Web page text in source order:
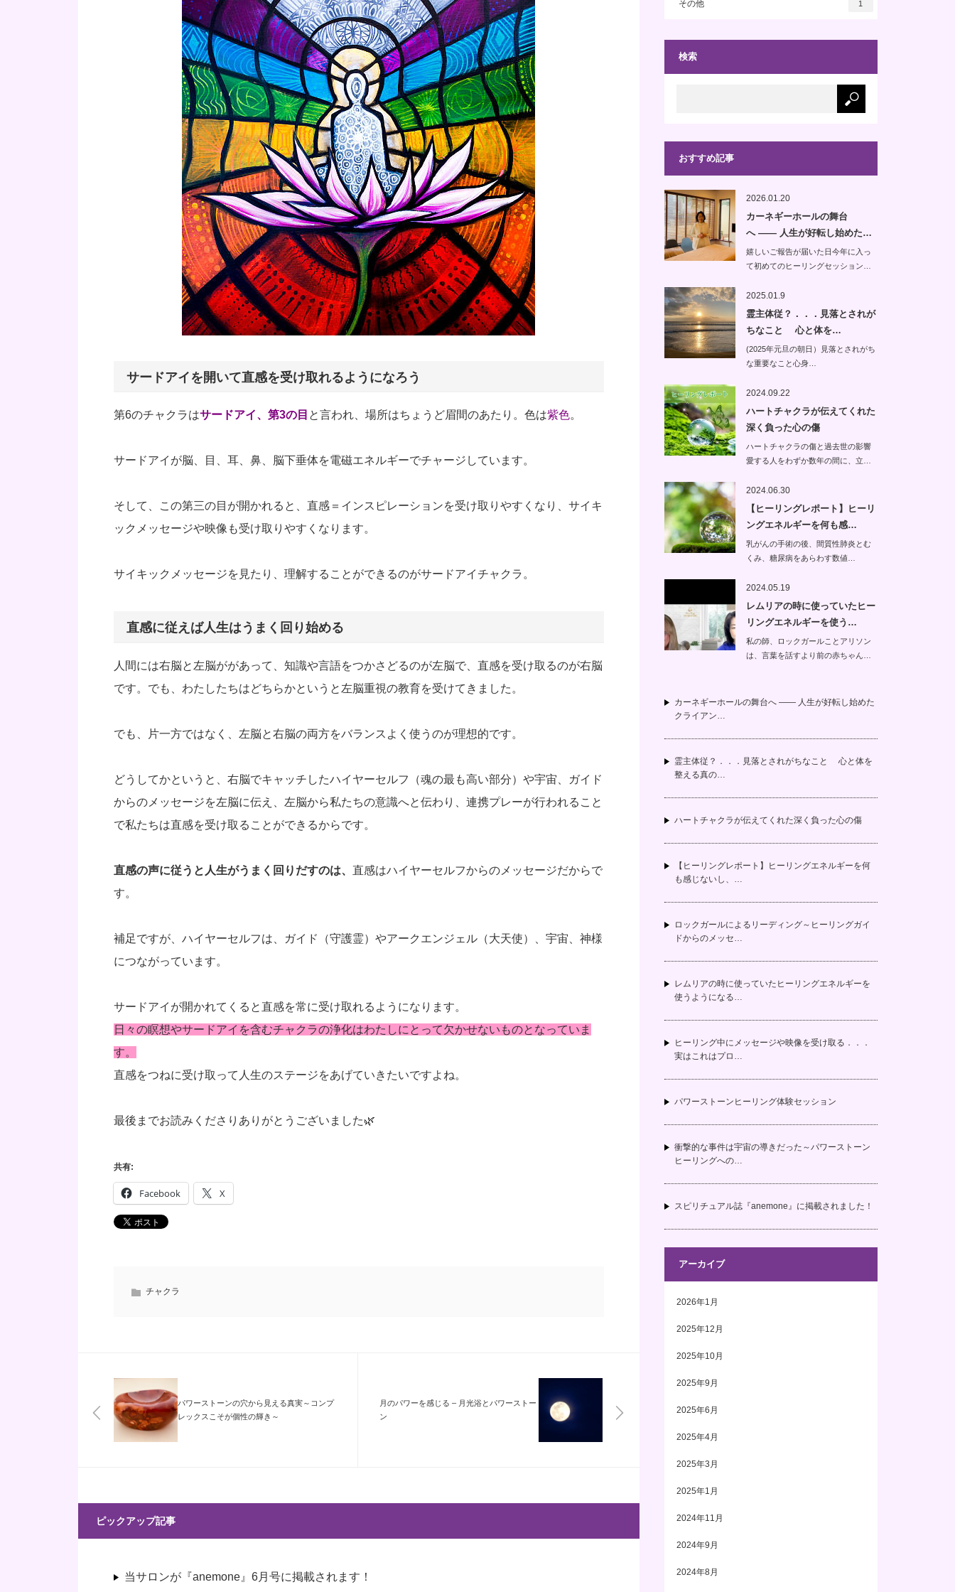
サードアイを開いて直感を受け取れるようになろう
第6のチャクラはサードアイ、第3の目 と言われ、場所はちょうど眉間のあたり。色は紫色。
サードアイが脳、目、耳、鼻、脳下垂体を電磁エネルギーでチャージしています。
そして、この第三の目が開かれると、直感＝インスピレーションを受け取りやすくなり、サイキ
ックメッセージや映像も受け取りやすくなります。
サイキックメッセージを見たり、理解することができるのがサードアイチャクラ。
直感に従えば人生はうまく回り始める
人間には右脳と左脳ががあって、知識や言語をつかさどるのが左脳で、直感を受け取るのが右脳
です。でも、わたしたちはどちらかというと左脳重視の教育を受けてきました。
でも、片一方ではなく、左脳と右脳の両方をバランスよく使うのが理想的です。
どうしてかというと、右脳でキャッチしたハイヤーセルフ（魂の最も高い部分）や宇宙、ガイド
からのメッセージを左脳に伝え、左脳から私たちの意識へと伝わり、連携プレーが行われること
で私たちは直感を受け取ることができるからです。
直感の声に従うと人生がうまく回りだすのは、 直感はハイヤーセルフからのメッセージだからで
す。
補足ですが、ハイヤーセルフは、ガイド（守護霊）やアークエンジェル（大天使）、宇宙、神様
につながっています。
サードアイが開かれてくると直感を常に受け取れるようになります。
日々の瞑想やサードアイを含むチャクラの浄化はわたしにとって欠かせないものとなっていま
す。
直感をつねに受け取って人生のステージをあげていきたいですよね。
最後までお読みくださりありがとうございました🌿
共有:
Facebook X
チャクラ
パワーストーンの穴から見える真実～コンプ
レックスこそが個性の輝き～
月のパワーを感じる – 月光浴とパワーストー
ン
ピックアップ記事
当サロンが『anemone』6月号に掲載されます！
その他 1
検索
おすすめ記事
2026.01.20
カーネギーホールの舞台
へ —— 人生が好転し始めた…
嬉しいご報告が届いた日今年に入っ
て初めてのヒーリングセッション…
2025.01.9
霊主体従？．．．見落とされが
ちなこと 心と体を…
(2025年元旦の朝日）見落とされがち
な重要なこと心身…
2024.09.22
ハートチャクラが伝えてくれた
深く負った心の傷
ハートチャクラの傷と過去世の影響
愛する人をわずか数年の間に、立…
2024.06.30
【ヒーリングレポート】ヒーリ
ングエネルギーを何も感…
乳がんの手術の後、間質性肺炎とむ
くみ、糖尿病をあらわす数値…
2024.05.19
レムリアの時に使っていたヒー
リングエネルギーを使う…
私の師、ロックガールことアリソン
は、言葉を話すより前の赤ちゃん…
カーネギーホールの舞台へ —— 人生が好転し始めた
クライアン…
霊主体従？．．．見落とされがちなこと 心と体を
整える真の…
ハートチャクラが伝えてくれた深く負った心の傷
【ヒーリングレポート】ヒーリングエネルギーを何
も感じないし、…
ロックガールによるリーディング～ヒーリングガイ
ドからのメッセ…
レムリアの時に使っていたヒーリングエネルギーを
使うようになる…
ヒーリング中にメッセージや映像を受け取る．．．
実はこれはプロ…
パワーストーンヒーリング体験セッション
衝撃的な事件は宇宙の導きだった～パワーストーン
ヒーリングへの…
スピリチュアル誌『anemone』に掲載されました！
アーカイブ
2026年1月
2025年12月
2025年10月
2025年9月
2025年6月
2025年4月
2025年3月
2025年1月
2024年11月
2024年9月
2024年8月